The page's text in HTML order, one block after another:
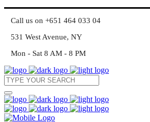
Call us on +651 464 033 04
531 West Avenue, NY
Mon - Sat 8 AM - 8 PM